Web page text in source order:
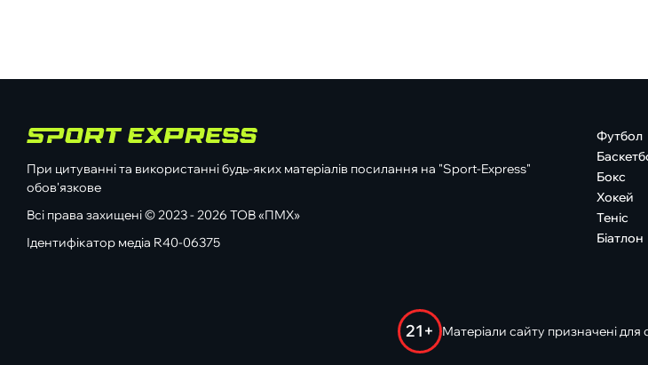
При цитуванні та використанні будь-яких матеріалів посилання на "Sport-Express"
обов'язкове
Всі права захищені © 2023 - 2026 ТОВ «ПМХ»
Ідентифікатор медіа R40-06375
Футбол
Бокс
Хокей
Теніс
Біатлон
21+ Матеріали сайту призначені для